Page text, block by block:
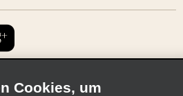
Nutzungsbedingungen
Cookies, um